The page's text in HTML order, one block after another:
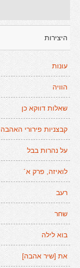
היצירות
עונות
הוויה
שאלות דווקא כן
קבצניות פירורי האהבה
על נהרות בבל
לואיזה, פרק א´
רעב
שחר
בוא לילה
את [שיר אהבה]